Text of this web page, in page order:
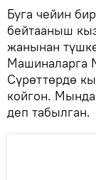
Буга чейин
бейтааныш
жанынан
Машиналарга
Сүрөттөрдө
койгон.
деп табылган.